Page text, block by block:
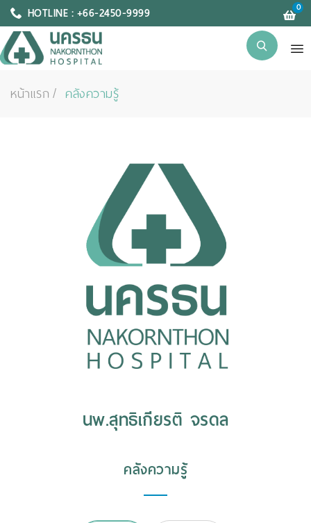
HOTLINE : +66-2450-9999 0
หน้าแรก คลังความรู้
นพ.สุทธิเกียรติ จรดล
คลังความรู้